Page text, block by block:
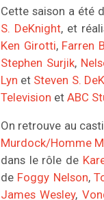
Cette saison a été
S. DeKnight, et
Ken Girotti, Farren
Stephen Surjik,
Lyn et Steven S.
Television et ABC
On retrouve au
Murdock/Homme
dans le rôle de
de Foggy Nelson,
James Wesley,